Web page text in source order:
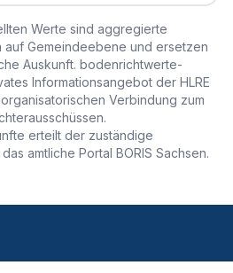
Werte sind aggregierte
auf Gemeindeebene und ersetzen
Auskunft. bodenrichtwerte-
Informationsangebot der HLRE
Verbindung zum
erteilt der zuständige
amtliche Portal BORIS Sachsen.